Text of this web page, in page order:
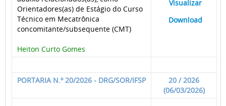
Orientadores(as) de Estágio do Curso
Técnico em Mecatrônica
concomitante/subsequente (CMT)
Heiton Curto Gomes
Visualizar
Download
PORTARIA N.º 20/2026 - DRG/SOR/IFSP
20 / 2026
(06/03/2026)